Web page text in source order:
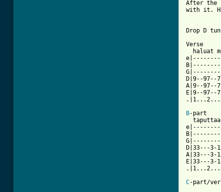
After the
with it.
Drop D
Verse
haluat
D|9--97--
A|9--97--
E|9--97--
B-part
D|33---3-
A|33---3-
E|33---3-
C-part/